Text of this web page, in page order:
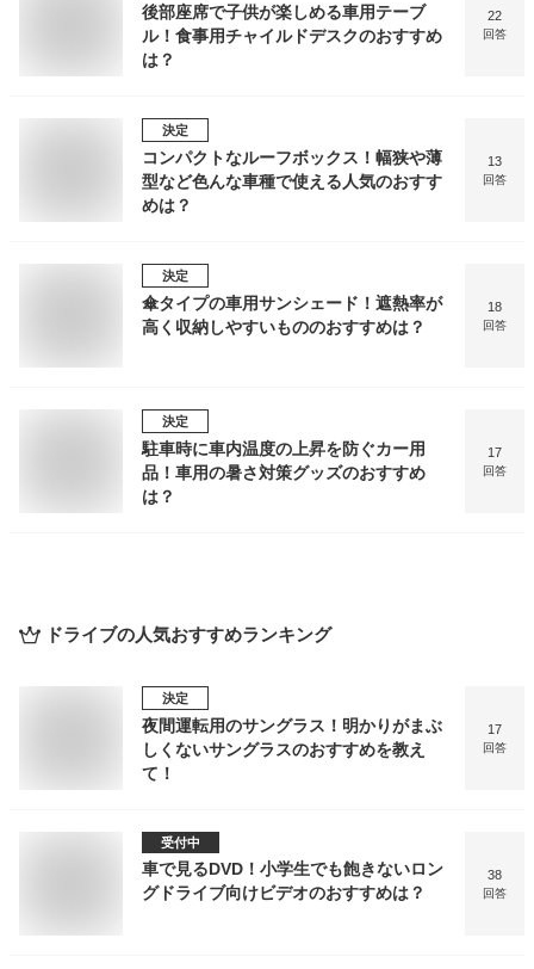
後部座席で子供が楽しめる車用テーブ
ル！食事用チャイルドデスクのおすすめ
は？
22
回答
決定
コンパクトなルーフボックス！幅狭や薄
型など色んな車種で使える人気のおすす
めは？
13
回答
決定
傘タイプの車用サンシェード！遮熱率が
高く収納しやすいもののおすすめは？
18
回答
決定
駐車時に車内温度の上昇を防ぐカー用
品！車用の暑さ対策グッズのおすすめ
は？
17
回答
ドライブの人気おすすめランキング
決定
夜間運転用のサングラス！明かりがまぶ
しくないサングラスのおすすめを教え
て！
17
回答
受付中
車で見るDVD！小学生でも飽きないロン
グドライブ向けビデオのおすすめは？
38
回答